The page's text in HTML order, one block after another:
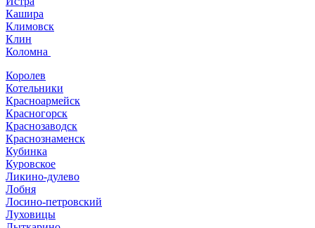
Кашира
Климовск
Клин
Коломна
Королев
Котельники
Красноармейск
Красногорск
Краснозаводск
Краснознаменск
Кубинка
Куровское
Ликино-дулево
Лобня
Лосино-петровский
Луховицы